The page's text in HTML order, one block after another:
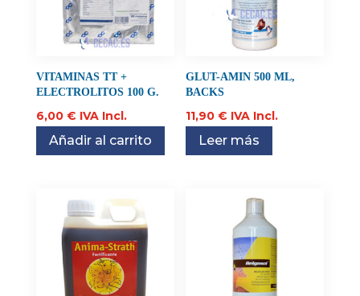
VITAMINAS TT +
ELECTROLITOS 100 G.
6,00 € IVA Incl.
Añadir al carrito
GLUT-AMIN 500 ML,
BACKS
11,90€ IVA Incl.
Leer más